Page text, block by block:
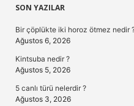
Sidebar
SON YAZILAR
Bir çöplükte iki horoz ötmez nedir
Ağustos 6, 2026
Kintsuba nedir ?
Ağustos 5, 2026
5 canlı türü nelerdir ?
Ağustos 3, 2026